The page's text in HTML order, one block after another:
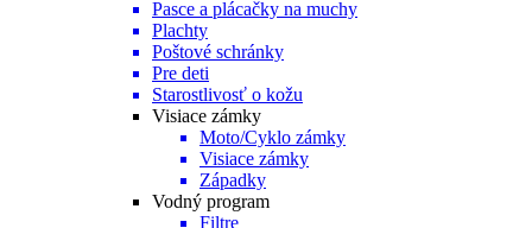
Pasce a plácačky na muchy
Plachty
Poštové schránky
Pre deti
Starostlivosť o kožu
Visiace zámky
Moto/Cyklo zámky
Visiace zámky
Západky
Vodný program
Filtre